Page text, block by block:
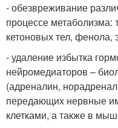
- обезвреживание
процессе метаболизма:
кетоновых тел, фенола,
- удаление избытка
нейромедиаторов –
(адреналин,
передающих нервные
клетками, а также в